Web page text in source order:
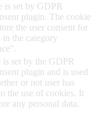
is set by GDPR
plugin. The cookie
the user consent for
in the category
set by the GDPR
plugin and is used
or not user has
the use of cookies. It
any personal data.